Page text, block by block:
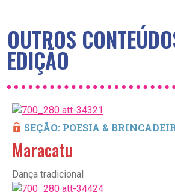
OUTROS
EDIÇÃO
SEÇÃO: POESIA &
Maracatu
Dança tradicional